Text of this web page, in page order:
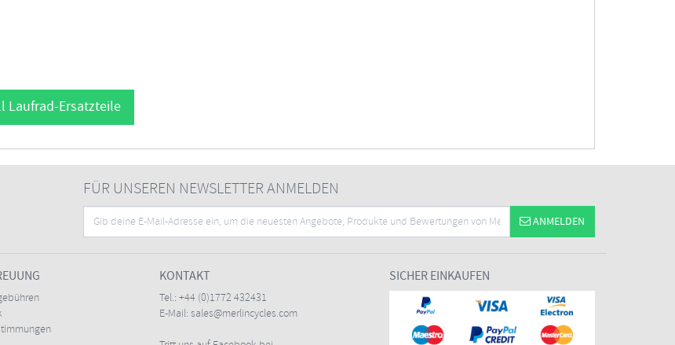
Laufrad-Ersatzteile
FÜR UNSEREN NEWSLETTER ANMELDEN
ANMELDEN
KONTAKT
Tel.: +44 (0)1772 432431
E-Mail: sales@merlincycles.com
SICHER EINKAUFEN